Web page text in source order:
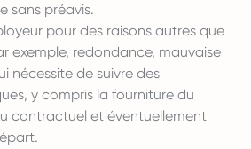
sans préavis.
pour des raisons autres que
exemple, redondance, mauvaise
nécessite de suivre des
y compris la fourniture du
contractuel et éventuellement